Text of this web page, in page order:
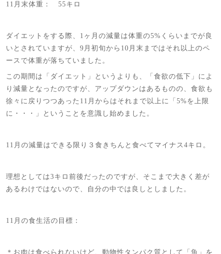
11月末体重： 55キロ
ダイエットをする際、1ヶ月の減量は体重の5%くらいまでが良
いとされていますが、9月初旬から10月末まではそれ以上のペ
ースで体重が落ちていました。
この期間は「ダイエット」というよりも、「食欲の低下」によ
り減量となったのですが、アップダウンはあるものの、食欲も
徐々に戻りつつあった11月からはそれまで以上に「5%を上限
に・・・」ということを意識し始めました。
11月の減量はできる限り３食きちんと食べてマイナス4キロ。
理想としては3キロ前後だったのですが、そこまで大きく差が
あるわけではないので、自分の中では良しとしました。
11月の食生活の目標：
＊お肉は食べられないけど、動物性タンパク質として「魚」を